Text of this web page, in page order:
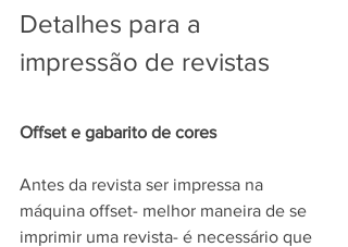
Detalhes para a
impressão de revistas
Offset e gabarito de cores
Antes da revista ser impressa na
máquina offset- melhor maneira de se
imprimir uma revista- é necessário que